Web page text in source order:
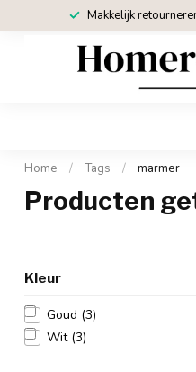
Makkelijk
Home / Tags / marmer
Producten
Kleur
Goud (3)
Wit (3)